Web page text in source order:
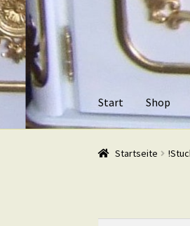
Zur
Navigation
springen
Zum
Inhalt
springen
Start Shop
Start Shop
Startseite